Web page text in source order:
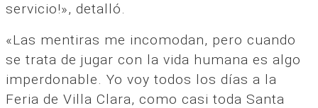
servicio!», detalló.
«Las mentiras me incomodan, pero cuando
se trata de jugar con la vida humana es algo
imperdonable. Yo voy todos los días a la
Feria de Villa Clara, como casi toda Santa